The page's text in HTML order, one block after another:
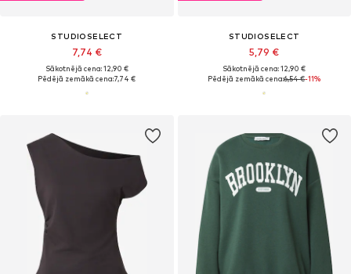
STUDIOSELECT
7,74 €
Sākotnējā cena: 12,90 €
Pēdējā zemākā cena:7,74 €
STUDIOSELECT
5,79 €
Sākotnējā cena: 12,90 €
Pēdējā zemākā cena:6,54 €-11%